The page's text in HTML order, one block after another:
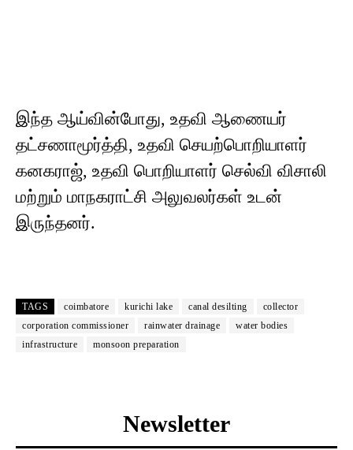
இந்த ஆய்வின்போது, உதவி ஆணையர்
தட்சணாமூர்த்தி, உதவி செயற்பொறியாளர்
கனகராஜ், உதவி பொறியாளர் செல்வி விசாலி
மற்றும் மாநகராட்சி அலுவலர்கள் உடன்
இருந்தனர்.
TAGS coimbatore kurichi lake canal desilting
collector
corporation commissioner
rainwater drainage
water bodies
infrastructure
monsoon preparation
Newsletter